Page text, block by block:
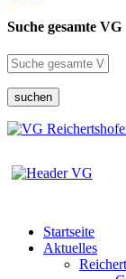
Suche gesamte VG
suchen
Startseite
Aktuelles